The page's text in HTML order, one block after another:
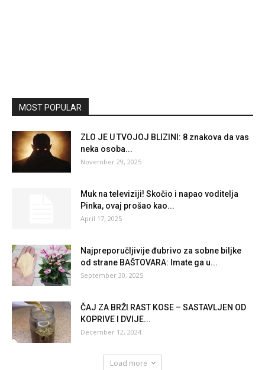
MOST POPULAR
ZLO JE U TVOJOJ BLIZINI: 8 znakova da vas
neka osoba...
November 29, 2025
Muk na televiziji! Skočio i napao voditelja
Pinka, ovaj prošao kao...
April 17, 2025
Najpreporučljivije đubrivo za sobne biljke
od strane BAŠTOVARA: Imate ga u...
September 30, 2025
ČAJ ZA BRŽI RAST KOSE – SASTAVLJEN OD
KOPRIVE I DVIJE...
December 12, 2024
Load more